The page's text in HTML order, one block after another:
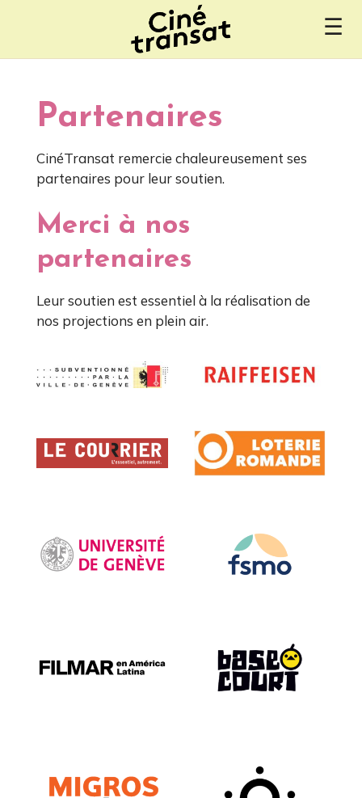
☰
Partenaires
CinéTransat remercie chaleureusement ses
partenaires pour leur soutien.
Merci à nos
partenaires
Leur soutien est essentiel à la réalisation de
nos projections en plein air.